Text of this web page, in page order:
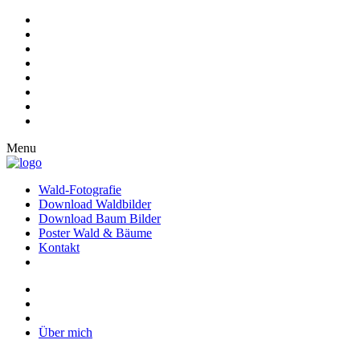
Menu
Wald-Fotografie
Download Waldbilder
Download Baum Bilder
Poster Wald & Bäume
Kontakt
Über mich